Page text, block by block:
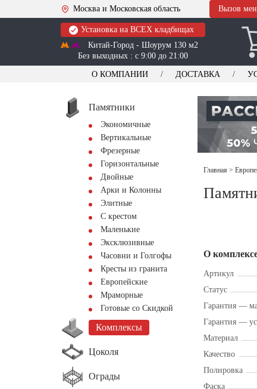
Москва и Московская область Вызов
Установка на ВСЕХ кладбищах
Китай-Город - Шоурум 130 м2
Без выходных : с 9:00 до 21:00
О КОМПАНИИ ДОСТАВКА
Памятники
Экономичные
Вертикальные
Фрезерные
Горизонтальные
Двойные
Арки и Колонны
Элитные
С крестом
Маленькие
Эксклюзивные
Часовни и Голгофы
Кресты из гранита
Европейские
Мраморные
Готовые со Скидкой
Комплексы
Цоколя
Ограды
Главная >
О
Артикул
Статус
Гарантия —
Гарантия —
Материал
Качество
Полировка
Фаска